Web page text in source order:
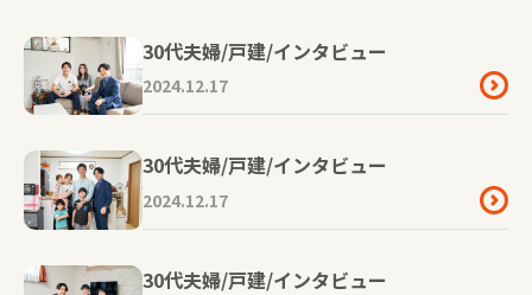
30代夫婦/戸建/インタビュー
2024.12.17
30代夫婦/戸建/インタビュー
2024.12.17
30代夫婦/戸建/インタビュー